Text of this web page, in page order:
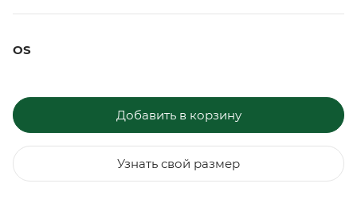
OS
Добавить в корзину
Узнать свой размер